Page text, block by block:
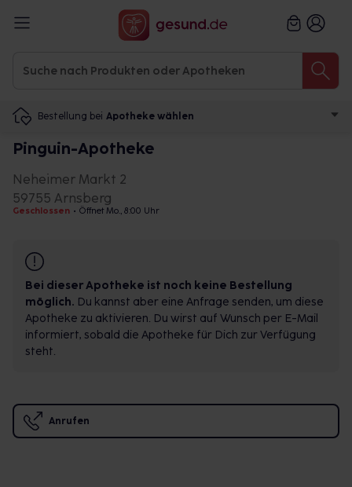
Bestellung bei Apotheke wählen
Pinguin-Apotheke
Neheimer Markt 2
59755 Arnsberg
Geschlossen • Öffnet Mo., 8:00 Uhr
Bei dieser Apotheke ist noch keine Bestellung
möglich. Du kannst aber eine Anfrage senden, um diese
Apotheke zu aktivieren. Du wirst auf Wunsch per E-Mail
informiert, sobald die Apotheke für Dich zur Verfügung
steht.
Anrufen